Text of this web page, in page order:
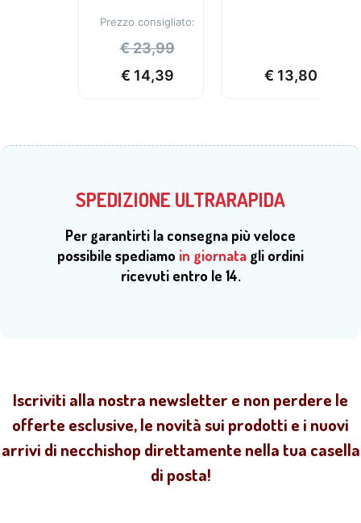
inviti e biglietti
Prezzo consigliato:
€23,99
€ 14,39 € 13,80
SPEDIZIONE ULTRARAPIDA
Per garantirti la consegna più veloce
possibile spediamo in giornata gli ordini
ricevuti entro le 14.
Iscriviti alla nostra newsletter e non perdere le
offerte esclusive, le novità sui prodotti e i nuovi
arrivi di necchishop direttamente nella tua casella
di posta!